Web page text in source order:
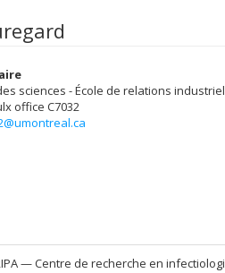
sciences - École de relations
office C7032
— Centre de recherche en